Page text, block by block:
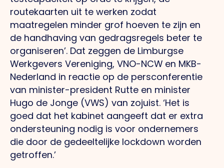
routekaarten uit te werken zodat
maatregelen minder grof hoeven te zijn en
de handhaving van gedragsregels beter te
organiseren’. Dat zeggen de Limburgse
Werkgevers Vereniging, VNO-NCW en MKB-
Nederland in reactie op de persconferentie
van minister-president Rutte en minister
Hugo de Jonge (VWS) van zojuist. ‘Het is
goed dat het kabinet aangeeft dat er extra
ondersteuning nodig is voor ondernemers
die door de gedeeltelijke lockdown worden
getroffen.’